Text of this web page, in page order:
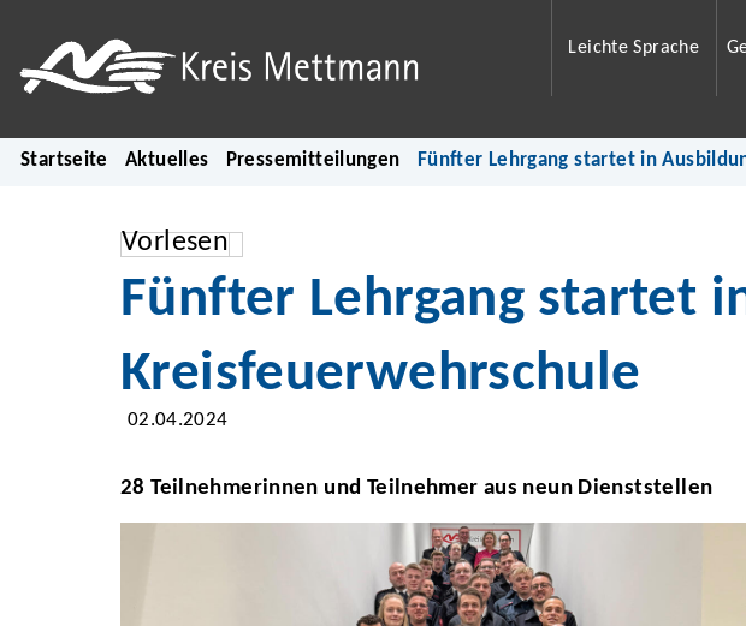
Leichte Sprache
Startseite Aktuelles Pressemitteilungen Fünfter Lehrgang startet in
Vorlesen
Fünfter Lehrgang startet
Kreisfeuerwehrschule
02.04.2024
28 Teilnehmerinnen und Teilnehmer aus neun Dienststellen